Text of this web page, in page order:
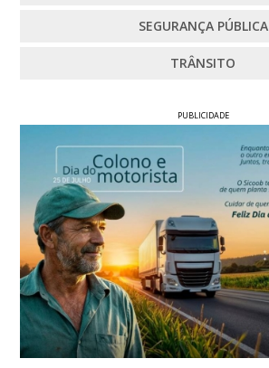
SEGURANÇA PÚBLICA
TRÂNSITO
PUBLICIDADE